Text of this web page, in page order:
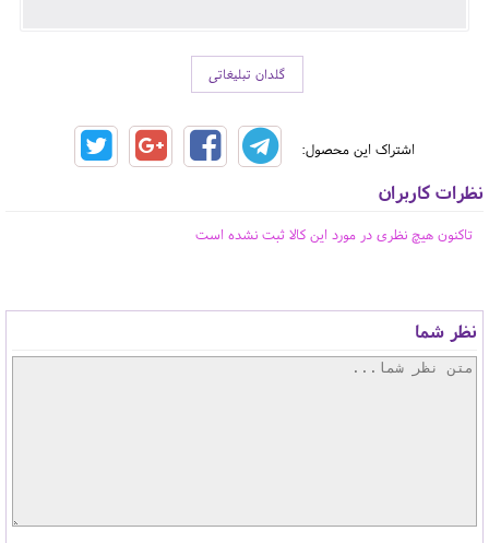
گلدان تبلیغاتی
اشتراک این محصول:
نظرات کاربران
تاکنون هیچ نظری در مورد این کالا ثبت نشده است
نظر شما